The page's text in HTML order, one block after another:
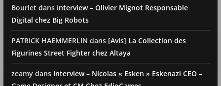
Bourlet dans Interview – Olivier Mignot Responsable
Digital chez Big Robots
PATRICK HAEMMERLIN dans [Avis] La Collection des
Figurines Street Fighter chez Altaya
zeamydans Interview – Nicolas « Esken » Eskenazi CEO –